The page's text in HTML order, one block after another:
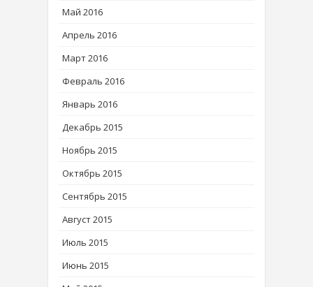
Май 2016
Апрель 2016
Март 2016
Февраль 2016
Январь 2016
Декабрь 2015
Ноябрь 2015
Октябрь 2015
Сентябрь 2015
Август 2015
Июль 2015
Июнь 2015